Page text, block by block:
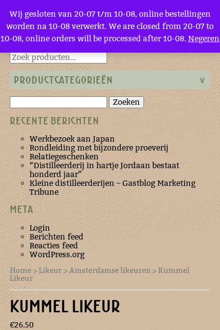
Terug naar de homepage
PRODUCTCATEGORIEËN
Zoeken
naar:
RECENTE BERICHTEN
Werkbezoek aan Japan
Rondleiding met bijzondere proeverij
Relatiegeschenken
“Distilleerderij in hartje Jordaan bestaat
honderd jaar”
Kleine distilleerderijen – Gastblog Marketing
Tribune
META
Login
Berichten feed
Reacties feed
WordPress.org
Home >Likeur >Amsterdamse likeuren > Kummel
Likeur
KUMMEL LIKEUR
€26.50
Wij gesloten van 20-07 t/m 10-08, online bestellingen
worden na 10-08 verwerkt. We are closed from 20-07 to
10-08, online orders will be processed after 10-08. Negeren